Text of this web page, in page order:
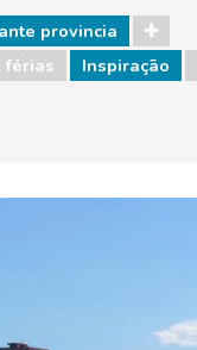
provincia
férias Inspiração